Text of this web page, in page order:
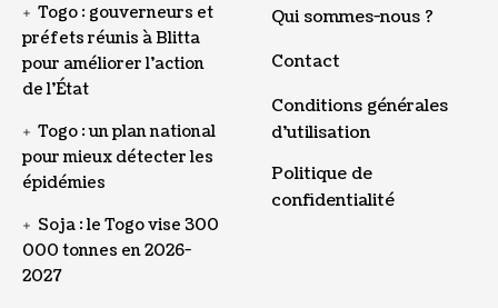
Togo : gouverneurs et
préfets réunis à Blitta
pour améliorer l’action
de l’État
Togo : un plan national
pour mieux détecter les
épidémies
Soja : le Togo vise 300
000 tonnes en 2026-
2027
Qui sommes-nous ?
Contact
Conditions générales
d’utilisation
Politique de
confidentialité